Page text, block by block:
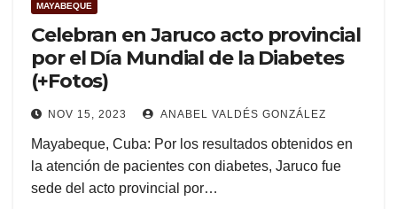
MAYABEQUE
Celebran en Jaruco acto provincial
por el Día Mundial de la Diabetes
(+Fotos)
NOV 15, 2023 ANABEL VALDÉS GONZÁLEZ
Mayabeque, Cuba: Por los resultados obtenidos en
la atención de pacientes con diabetes, Jaruco fue
sede del acto provincial por…